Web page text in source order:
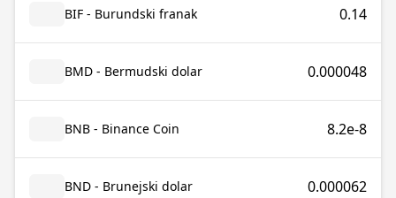
BIF - Burundski franak 0.14
BMD - Bermudski dolar 0.000048
BNB - Binance Coin 8.2e-8
BND - Brunejski dolar 0.000062